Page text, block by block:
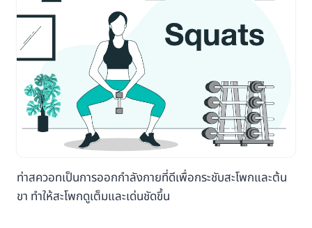
ท่าสควอทเป็นการออกกำลังกายที่ดีเพื่อกระชับสะโพกและต้น
ขา ทำให้สะโพกดูเต็มและเด่นชัดขึ้น